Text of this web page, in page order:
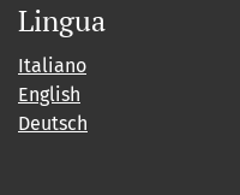
Lingua
Italiano
English
Deutsch